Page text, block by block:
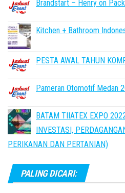
Brandstart – Henry on
Kitchen + Bathroom
PESTA AWAL TAHUN
Pameran Otomotif Medan
BATAM TIIATEX EXPO
INVESTASI,
PERIKANAN DAN PERTANIAN)
PALING DICARI: